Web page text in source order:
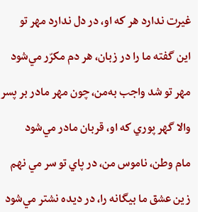
غيرت‌ ندارد هر كه او، در دل‌ ندارد مهر تو
اين‌ گفته‌ ما را در زبان، هر دم‌ مكرّر مي‌شود
مهر تو شد واجب‌ به‌من،‌ چون‌ مهر مادر بر پسر
والا گهر پوري‌ كه او، قربان مادر مي‌شود
مام‌ وطن‌، ناموس‌ من‌، در پاي ‌تو سر مي نهم‌
زين‌ عشق‌ ما بيگانه را، در ديده ‌نشتر مي‌شود